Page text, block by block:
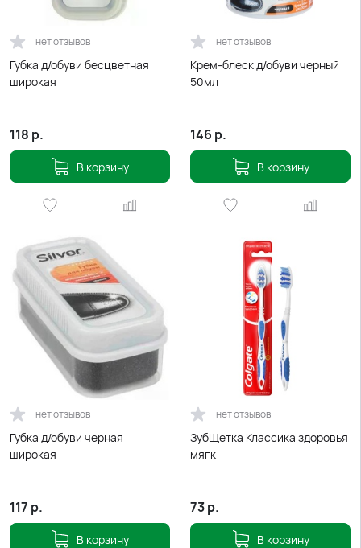
нет отзывов
Губка д/обуви бесцветная
широкая
118 р.
В корзину
нет отзывов
Крем-блеск д/обуви черный
50мл
146 р.
В корзину
нет отзывов
Губка д/обуви черная
широкая
117 р.
В корзину
нет отзывов
ЗубЩетка Классика здоровья
мягк
73р.
В корзину